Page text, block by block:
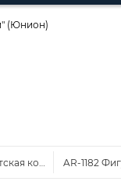
(Юнион)
коляска" (Юнион)
AR-1182